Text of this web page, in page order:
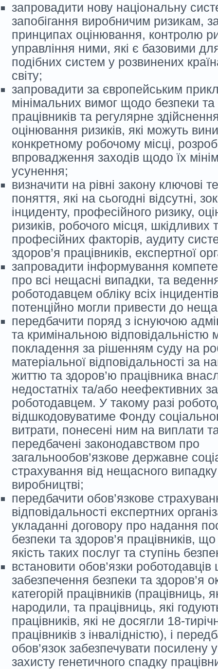
запровадити нову національну
запобігання виробничим ризикам,
принципах оцінювання, контролю
управління ними, які є базовими
подібних систем у розвинених
світу;
запровадити за європейським
мінімальних вимог щодо безпеки та
працівників та регулярне
оцінювання ризиків, які можуть
конкретному робочому місці,
впровадження заходів щодо їх
усунення;
визначити на рівні закону ключові
поняття, які на сьогодні відсутні,
інциденту, професійного ризику,
ризиків, робочого місця, шкідливих
професійних факторів, аудиту
здоров’я працівників, експертної
запровадити інформування
про всі нещасні випадки, та
роботодавцем обліку всіх
потенційно могли привести до
передбачити поряд з існуючою
та кримінальною відповідальністю
покладення за рішенням суду на
матеріальної відповідальності за
життю та здоров’ю працівника
недостатніх та/або неефективних
роботодавцем. У такому разі
відшкодовуватиме Фонду
витрати, понесені ним на виплати
передбачені законодавством про
загальнообов’язкове державне
страхування від нещасного
виробництві;
передбачити обов’язкове
відповідальності експертних
укладанні договору про надання
безпеки та здоров’я працівників,
якість таких послуг та ступінь
встановити обов’язки
забезпечення безпеки та здоров’я
категорій працівників (працівниць,
народили, та працівниць, які
працівників, які не досягли 18-
працівників з інвалідністю), і
обов’язок забезпечувати посилену
захисту генетичного спадку